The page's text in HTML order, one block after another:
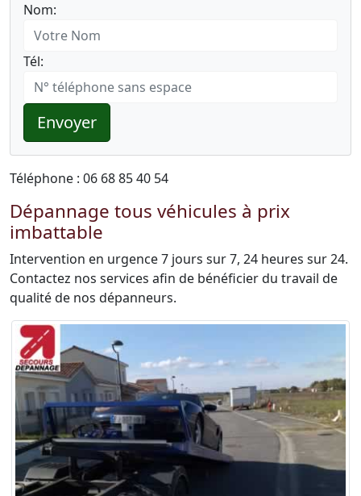
Nom:
Tél:
Envoyer
Téléphone : 06 68 85 40 54
Dépannage tous véhicules à prix
imbattable
Intervention en urgence 7 jours sur 7, 24 heures sur 24.
Contactez nos services afin de bénéficier du travail de
qualité de nos dépanneurs.